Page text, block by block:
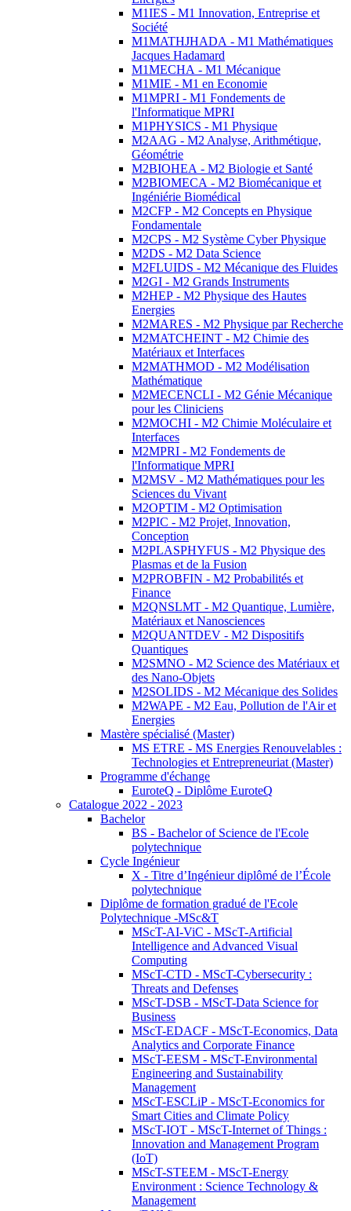
M1IES - M1 Innovation, Entreprise et
Société
M1MATHJHADA - M1 Mathématiques
Jacques Hadamard
M1MECHA - M1 Mécanique
M1MIE - M1 en Economie
M1MPRI - M1 Fondements de
l'Informatique MPRI
M1PHYSICS - M1 Physique
M2AAG - M2 Analyse, Arithmétique,
Géométrie
M2BIOHEA - M2 Biologie et Santé
M2BIOMECA - M2 Biomécanique et
Ingéniérie Biomédical
M2CFP - M2 Concepts en Physique
Fondamentale
M2CPS - M2 Système Cyber Physique
M2DS - M2 Data Science
M2FLUIDS - M2 Mécanique des Fluides
M2GI - M2 Grands Instruments
M2HEP - M2 Physique des Hautes
Energies
M2MARES - M2 Physique par Recherche
M2MATCHEINT - M2 Chimie des
Matériaux et Interfaces
M2MATHMOD - M2 Modélisation
Mathématique
M2MECENCLI - M2 Génie Mécanique
pour les Cliniciens
M2MOCHI - M2 Chimie Moléculaire et
Interfaces
M2MPRI - M2 Fondements de
l'Informatique MPRI
M2MSV - M2 Mathématiques pour les
Sciences du Vivant
M2OPTIM - M2 Optimisation
M2PIC - M2 Projet, Innovation,
Conception
M2PLASPHYFUS - M2 Physique des
Plasmas et de la Fusion
M2PROBFIN - M2 Probabilités et
Finance
M2QNSLMT - M2 Quantique, Lumière,
Matériaux et Nanosciences
M2QUANTDEV - M2 Dispositifs
Quantiques
M2SMNO - M2 Science des Matériaux et
des Nano-Objets
M2SOLIDS - M2 Mécanique des Solides
M2WAPE - M2 Eau, Pollution de l'Air et
Energies
Mastère spécialisé (Master)
MS ETRE - MS Energies Renouvelables :
Technologies et Entrepreneuriat (Master)
Programme d'échange
EuroteQ - Diplôme EuroteQ
Catalogue 2022 - 2023
Bachelor
BS - Bachelor of Science de l'Ecole
polytechnique
Cycle Ingénieur
X - Titre d’Ingénieur diplômé de l’École
polytechnique
Diplôme de formation gradué de l'Ecole
Polytechnique -MSc&T
MScT-AI-ViC - MScT-Artificial
Intelligence and Advanced Visual
Computing
MScT-CTD - MScT-Cybersecurity :
Threats and Defenses
MScT-DSB - MScT-Data Science for
Business
MScT-EDACF - MScT-Economics, Data
Analytics and Corporate Finance
MScT-EESM - MScT-Environmental
Engineering and Sustainability
Management
MScT-ESCLiP - MScT-Economics for
Smart Cities and Climate Policy
MScT-IOT - MScT-Internet of Things :
Innovation and Management Program
(IoT)
MScT-STEEM - MScT-Energy
Environment : Science Technology &
Management